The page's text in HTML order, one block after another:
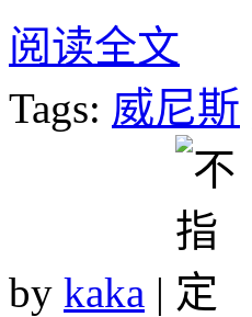
阅读全文
Tags: 威尼斯
by kaka |